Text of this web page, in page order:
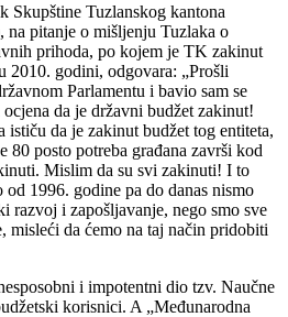
Skupštine Tuzlanskog kantona
na pitanje o mišljenju Tuzlaka o
prihoda, po kojem je TK zakinut
2010. godini, odgovara: „Prošli
Parlamentu i bavio sam se
da je državni budžet zakinut!
ističu da je zakinut budžet tog entiteta,
80 posto potreba građana završi kod
Mislim da su svi zakinuti! I to
1996. godine pa do danas nismo
razvoj i zapošljavanje, nego smo sve
misleći da ćemo na taj način pridobiti
i impotentni dio tzv. Naučne
korisnici. A „Međunarodna